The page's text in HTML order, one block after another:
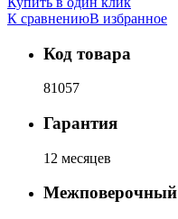
К сравнениюВ избранное
Код товара
81057
Гарантия
12 месяцев
Межповерочный